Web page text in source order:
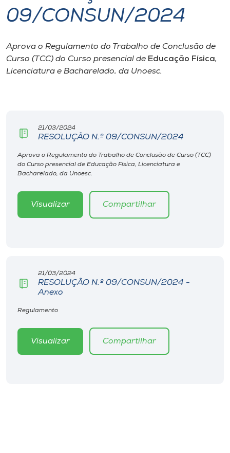
I.nova
Diplomados
Editora
Rádio
Store
Selecione
o idioma
09/CONSUN/2024
Aprova o Regulamento do Trabalho de Conclusão de
Curso (TCC) do Curso presencial de Educação Física,
Licenciatura e Bacharelado, da Unoesc.
21/03/2024
RESOLUÇÃO N.º 09/CONSUN/2024
Aprova o Regulamento do Trabalho de Conclusão de Curso (TCC)
do Curso presencial de Educação Física, Licenciatura e
Bacharelado, da Unoesc.
Visualizar Compartilhar
21/03/2024
RESOLUÇÃO N.º 09/CONSUN/2024 -
Anexo
Regulamento
Visualizar Compartilhar